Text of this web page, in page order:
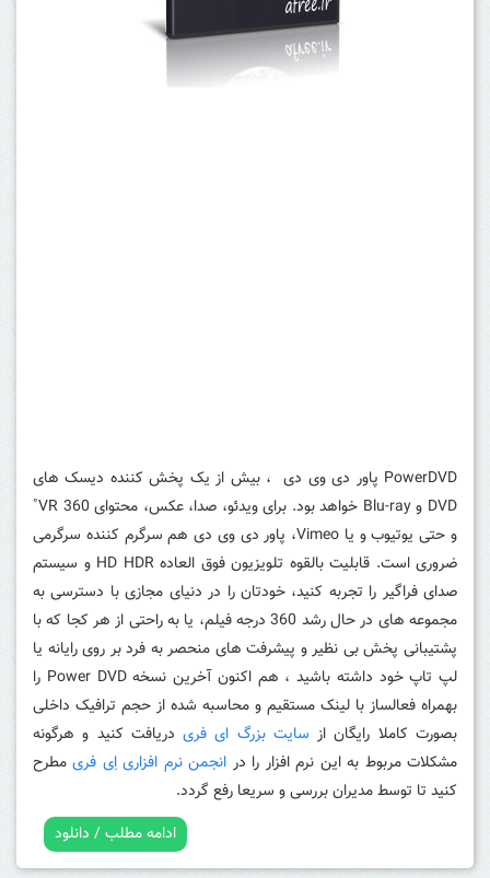
PowerDVD پاور دی وی دی ، بیش از یک پخش کننده دیسک های
DVD و Blu-ray خواهد بود.
برای ویدئو، صدا، عکس، محتوای VR 360˚
و حتی یوتیوب و یا Vimeo، پاور دی وی دی هم سرگرم کننده سرگرمی
ضروری است.
قابلیت بالقوه تلویزیون فوق العاده HD HDR و سیستم
صدای فراگیر را تجربه کنید، خودتان را در دنیای مجازی با دسترسی به
مجموعه های در حال رشد 360 درجه فیلم، یا به راحتی از هر کجا که با
پشتیبانی پخش بی نظیر و پیشرفت های منحصر به فرد بر روی رایانه یا
لپ تاپ خود داشته باشید ، هم اکنون آخرین نسخه Power DVD را
بهمراه فعالساز با لینک مستقیم و محاسبه شده از حجم ترافیک داخلی
بصورت کاملا رایگان از سایت بزرگ ای فریدریافت کنید و هرگونه
مشکلات مربوط به این نرم افزار را در انجمن نرم افزاری اِی فریمطرح
کنید تا توسط مدیران بررسی و سریعا رفع گردد.
ادامه مطلب / دانلود